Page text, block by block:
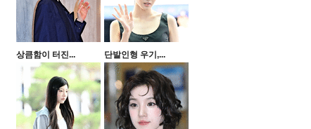
상큼함이 터진... 단발인형 우기,...